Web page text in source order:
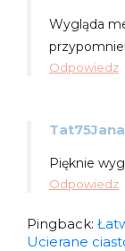
Wygląda
Odpowiedz
Tat75Jana
Pięknie
Odpowiedz
Pingback:
Ucierane